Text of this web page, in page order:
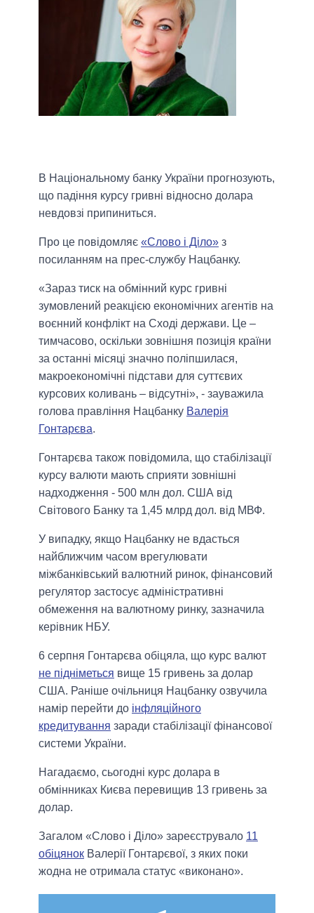
В Національному банку України прогнозують,
що падіння курсу гривні відносно долара
невдовзі припиниться.
Про це повідомляє «Слово і Діло» з
посиланням на прес-службу Нацбанку.
«Зараз тиск на обмінний курс гривні
зумовлений реакцією економічних агентів на
воєнний конфлікт на Сході держави. Це –
тимчасово, оскільки зовнішня позиція країни
за останні місяці значно поліпшилася,
макроекономічні підстави для суттєвих
курсових коливань – відсутні», - зауважила
голова правління Нацбанку Валерія
Гонтарєва.
Гонтарєва також повідомила, що стабілізації
курсу валюти мають сприяти зовнішні
надходження - 500 млн дол. США від
Світового Банку та 1,45 млрд дол. від МВФ.
У випадку, якщо Нацбанку не вдасться
найближчим часом врегулювати
міжбанківський валютний ринок, фінансовий
регулятор застосує адміністративні
обмеження на валютному ринку, зазначила
керівник НБУ.
6 серпня Гонтарєва обіцяла, що курс валют
не підніметься вище 15 гривень за долар
США. Раніше очільниця Нацбанку озвучила
намір перейти до інфляційного
кредитування заради стабілізації фінансової
системи України.
Нагадаємо, сьогодні курс долара в
обмінниках Києва перевищив 13 гривень за
долар.
Загалом «Слово і Діло» зареєструвало 11
обіцянок Валерії Гонтарєвої, з яких поки
жодна не отримала статус «виконано».